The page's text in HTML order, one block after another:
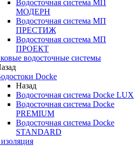
Водосточная система МП
МОДЕРН
Водосточная система МП
ПРЕСТИЖ
Водосточная система МП
ПРОЕКТ
водосточные системы
Docke
Назад
Водосточная система Docke LUX
Водосточная система Docke
PREMIUM
Водосточная система Docke
STANDARD